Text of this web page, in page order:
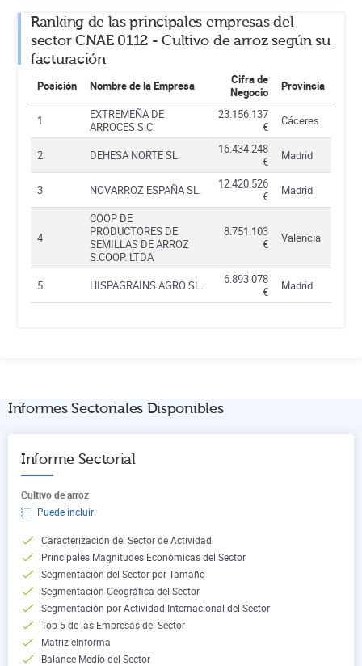
Ranking de las principales empresas del
sector CNAE 0112 - Cultivo de arroz según su
facturación
Posición Nombre de la Empresa
Cifra de
Negocio
Provincia
1
EXTREMEÑA DE
ARROCES S.C.
23.156.137
€
Cáceres
2 DEHESA NORTE SL
16.434.248
€
Madrid
3 NOVARROZ ESPAÑA SL.
12.420.526
€
Madrid
4
COOP DE
PRODUCTORES DE
SEMILLAS DE ARROZ
S.COOP. LTDA
8.751.103
€
Valencia
5 HISPAGRAINS AGRO SL.
6.893.078
€
Madrid
Informes Sectoriales Disponibles
Informe Sectorial
Cultivo de arroz
Puede incluir
Caracterización del Sector de Actividad
Principales Magnitudes Económicas del Sector
Segmentación del Sector por Tamaño
Segmentación Geográfica del Sector
Segmentación por Actividad Internacional del Sector
Top 5 de las Empresas del Sector
Matriz eInforma
Balance Medio del Sector